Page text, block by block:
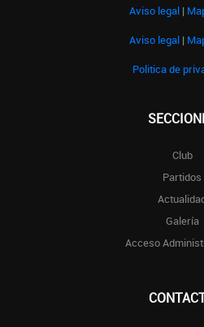
Aviso legal |
Aviso legal |
Politica de
Club
Partidos
Galería
Acceso